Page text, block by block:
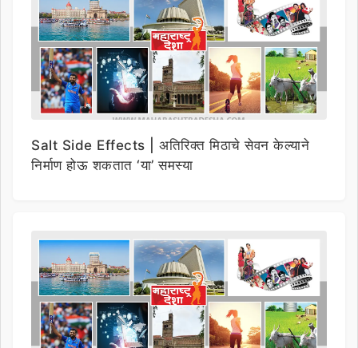
Salt Side Effects | अतिरिक्त मिठाचे सेवन केल्याने
निर्माण होऊ शकतात ‘या’ समस्या